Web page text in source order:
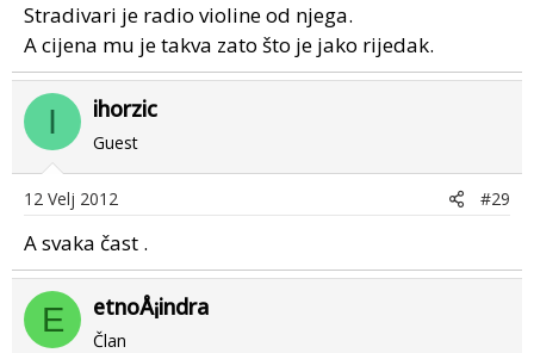
Stradivari je radio violine od njega.
A cijena mu je takva zato što je jako rijedak.
I ihorzic
Guest
12 Velj 2012 #29
A svaka čast .
E etnoÅ¡indra
Član